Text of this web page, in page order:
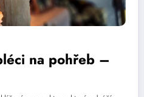
na pohřeb –